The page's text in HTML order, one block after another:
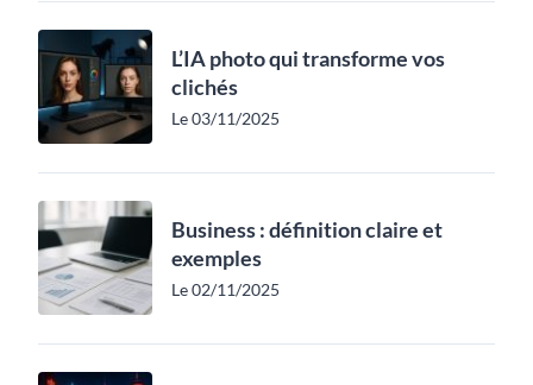
L’IA photo qui transforme vos
clichés
Le 03/11/2025
Business : définition claire et
exemples
Le 02/11/2025